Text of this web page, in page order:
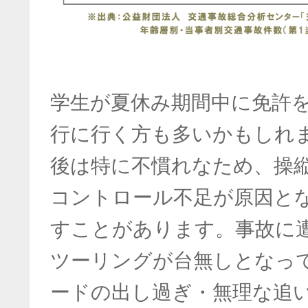
学生が夏休み期間中に免許
行に行く方も多いかもしれ
後は特に不慣れなため、操
コントロール不足が原因と
すことがあります。事故に
ツーリングが台無しとなっ
ードの出し過ぎ・無理な追